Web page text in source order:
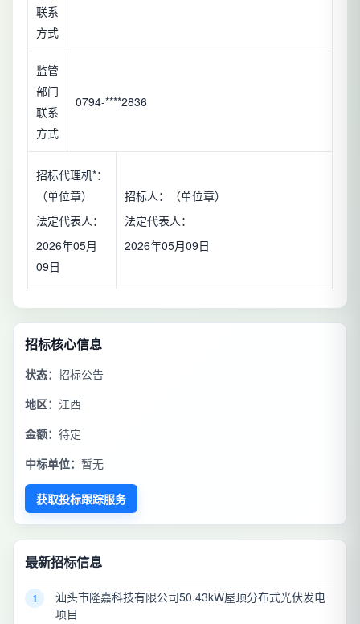
联系
方式
监管
部门
联系
方式
0794-****2836
招标代理机*：
（单位章）
法定代表人：
2026年05月
09日
招标人：（单位章）
法定代表人：
2026年05月09日
招标核心信息
状态： 招标公告
地区： 江西
金额： 待定
中标单位： 暂无
获取投标跟踪服务
最新招标信息
1
汕头市隆嘉科技有限公司50.43kW屋顶分布式光伏发电
项目